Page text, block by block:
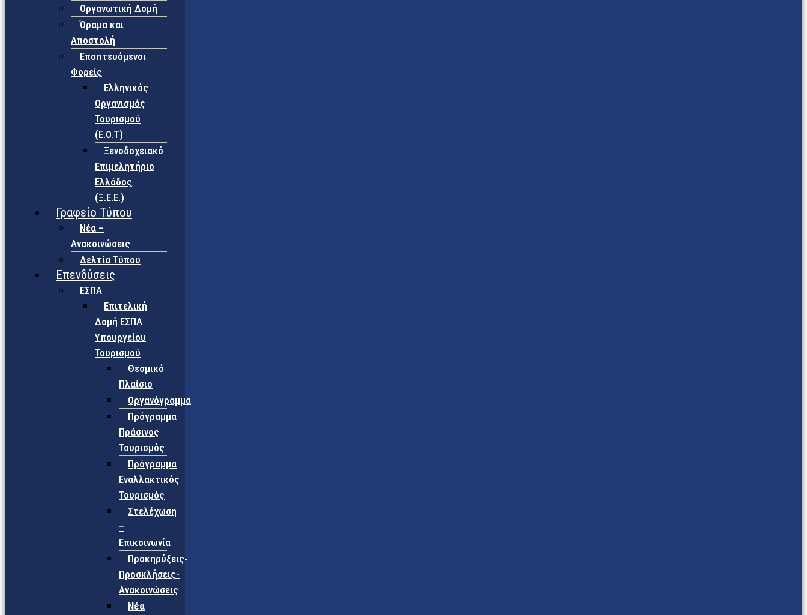
Οργανωτική Δομή
Όραμα και
Αποστολή
Εποπτευόμενοι
Φορείς
Eλληνικός
Οργανισμός
Τουρισμού
(Ε.Ο.Τ)
Ξενοδοχειακό
Επιμελητήριο
Ελλάδος
(Ξ.Ε.Ε.)
Γραφείο Τύπου
Νέα –
Ανακοινώσεις
Δελτία Τύπου
Επενδύσεις
ΕΣΠΑ
Επιτελική
Δομή ΕΣΠΑ
Υπουργείου
Τουρισμού
Θεσμικό
Πλαίσιο
Οργανόγραμμα
Πρόγραμμα
Πράσινος
Τουρισμός
Πρόγραμμα
Εναλλακτικός
Τουρισμός
Στελέχωση
–
Επικοινωνία
Προκηρύξεις-
Προσκλήσεις-
Ανακοινώσεις
Νέα